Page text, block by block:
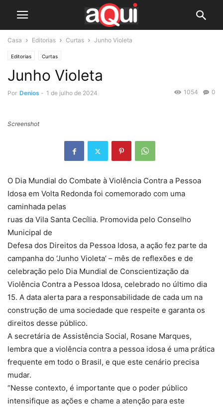
Casa Editorias Curtas Junho Violeta
Editorias Curtas
Junho Violeta
Por Denios - 1 de julho de 2024 0
1054
Screenshot
O Dia Mundial do Combate à Violência Contra a Pessoa
Idosa em Volta Redonda foi comemorado com uma
caminhada pelas
ruas da Vila Santa Cecília. Promovida pelo Conselho
Municipal de
Defesa dos Direitos da Pessoa Idosa, a ação fez parte da
campanha do ‘Junho Violeta’ – mês de reflexões e de
celebração pelo Dia Mundial de Conscientização da
Violência Contra a Pessoa Idosa, celebrado no último dia
15. A data alerta para a responsabilidade de cada um na
construção de uma sociedade que respeite e garanta os
direitos desse público.
A secretária de Assistência Social, Rosane Marques,
lembra que a violência contra a pessoa idosa é uma prática
frequente em todo o Brasil, e que este cenário precisa
mudar.
“Nesse contexto, é importante que o poder público
intensifique as ações e chame a atenção para este